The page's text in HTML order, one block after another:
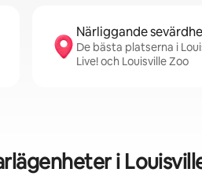
Närliggande
De bästa platserna i
Live! och Louisville Zoo
i